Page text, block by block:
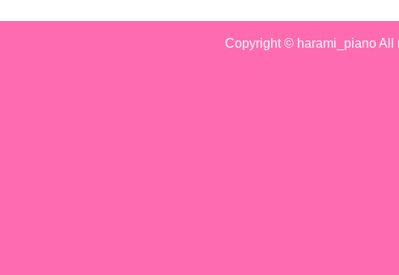
Copyright © harami_piano All